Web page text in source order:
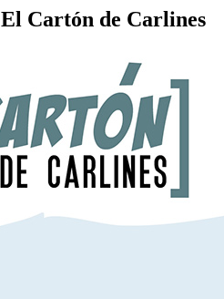
El Cartón de Carlines